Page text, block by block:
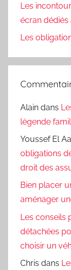
Les
écran
Les
Alain dans
légende
Youssef El
obligations
droit des
Bien placer
aménager
Les conseils
détachées
choisir un
Chris dans